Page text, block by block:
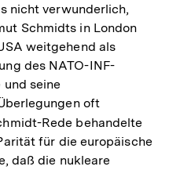
nicht verwunderlich,
Schmidts in London
weitgehend als
des NATO-INF-
seine
oft
Rede behandelte
für die europäische
daß die nukleare